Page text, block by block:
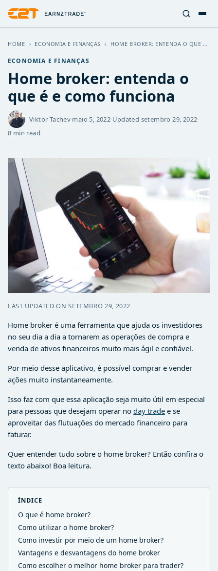
HOME › ECONOMIA E FINANÇAS › HOME BROKER: ENTENDA O QUE É E COMO FUNCIONA
ECONOMIA E FINANÇAS
Home broker: entenda o
que é e como funciona
Viktor Tachev·maio 5, 2022·Updated setembro 29, 2022·
8 min read
LAST UPDATED ON SETEMBRO 29, 2022
Home broker é uma ferramenta que ajuda os investidores
no seu dia a dia a tornarem as operações de compra e
venda de ativos financeiros muito mais ágil e confiável.
Por meio desse aplicativo, é possível comprar e vender
ações muito instantaneamente.
Isso faz com que essa aplicação seja muito útil em especial
para pessoas que desejam operar no day trade e se
aproveitar das flutuações do mercado financeiro para
faturar.
Quer entender tudo sobre o home broker? Então confira o
texto abaixo! Boa leitura.
ÍNDICE
O que é home broker?
Como utilizar o home broker?
Como investir por meio de um home broker?
Vantagens e desvantagens do home broker
Como escolher o melhor home broker para trader?